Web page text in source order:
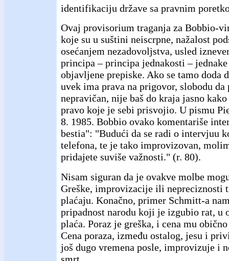
identifikaciju države sa pravnim
Ovaj provisorium traganja za Bobbio-
koje su u suštini neiscrpne, nažalost
osećanjem nezadovoljstva, usled
principa – principa jednakosti –
objavljene prepiske. Ako se tamo doda
uvek ima prava na prigovor, slobodu
nepravičan, nije baš do kraja jasno
pravo koje je sebi prisvojio. U pismu
8. 1985. Bobbio ovako komentariše
bestia": "Budući da se radi o intervjuu
telefona, te je tako improvizovan,
pridajete suviše važnosti." (r. 80).
Nisam siguran da je ovakve molbe
Greške, improvizacije ili nepreciznosti
plaćaju. Konačno, primer Schmitt-a
pripadnost narodu koji je izgubio rat,
plaća. Poraz je greška, i cena mu
Cena poraza, između ostalog, jesu i
još dugo vremena posle, improvizuje i